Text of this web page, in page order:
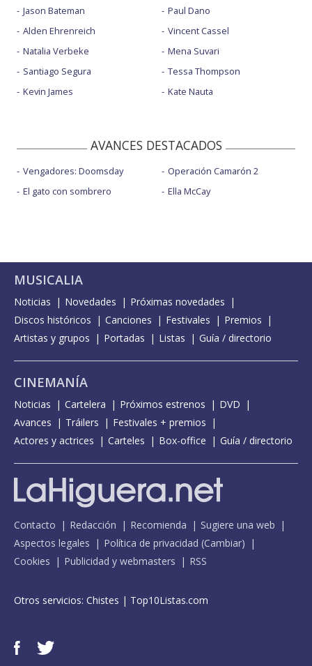
Jason Bateman
Alden Ehrenreich
Natalia Verbeke
Santiago Segura
Kevin James
Paul Dano
Vincent Cassel
Mena Suvari
Tessa Thompson
Kate Nauta
AVANCES DESTACADOS
Vengadores: Doomsday
El gato con sombrero
Operación Camarón 2
Ella McCay
MUSICALIA
Noticias Novedades
Próximas novedades
Discos históricos
Canciones Festivales
Premios
Artistas y grupos
Portadas Listas Guía / directorio
CINEMANÍA
Noticias Cartelera Próximos estrenos
DVD
Avances
Tráilers
Festivales + premios
Actores y actrices
Carteles Box-office Guía / directorio
Contacto Redacción Recomienda
Sugiere una web
Aspectos legales
Política de privacidad (Cambiar)
Cookies
Publicidad y webmasters RSS
Otros servicios: Chistes | Top10Listas.com